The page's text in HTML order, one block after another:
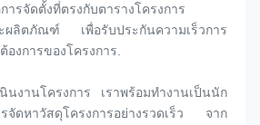
ารจัดตั้งที่ตรงกับตารางโครงการ
ผลิตภัณฑ์ เพื่อรับประกันความเร็วการ
งการของโครงการ.
นงานโครงการ เราพร้อมทํางานเป็นนัก
ดหาวัสดุโครงการอย่างรวดเร็ว จาก